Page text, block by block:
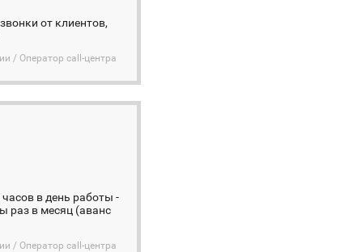
от клиентов,
/ Оператор call-центра
в день работы -
раз в месяц (аванс
/ Оператор call-центра